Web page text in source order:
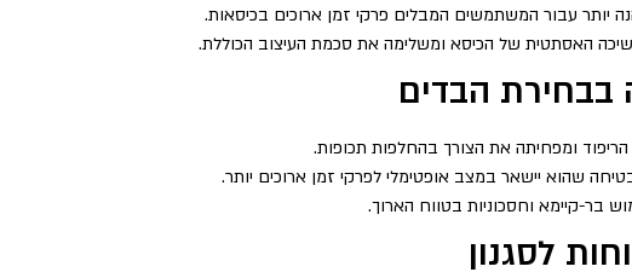
יותר עבור המשתמשים המבלים פרקי זמן ארוכים בכיסאות.
האסתטית של הכיסא ומשלימה את סכמת העיצוב הכוללת.
בבחירת הבדים
ומפחיתה את הצורך בהחלפות תכופות.
שהוא יישאר במצב אופטימלי לפרקי זמן ארוכים יותר.
בר-קיימא וחסכוניות בטווח הארוך.
לסגנון